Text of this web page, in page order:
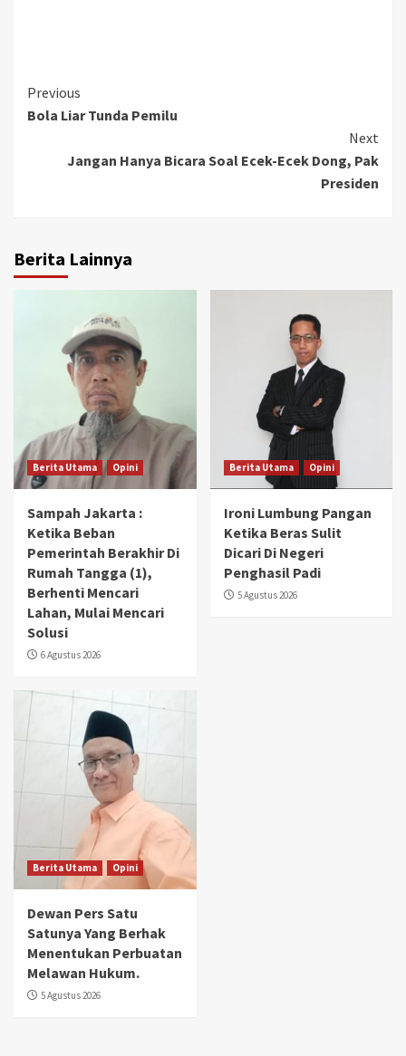
Continue
Reading
Previous
Bola Liar Tunda Pemilu
Next
Jangan Hanya Bicara Soal Ecek-Ecek Dong, Pak
Presiden
Berita Lainnya
Berita Utama Opini
Sampah Jakarta :
Ketika Beban
Pemerintah Berakhir Di
Rumah Tangga (1),
Berhenti Mencari
Lahan, Mulai Mencari
Solusi
6 Agustus 2026
Berita Utama Opini
Ironi Lumbung Pangan
Ketika Beras Sulit
Dicari Di Negeri
Penghasil Padi
5 Agustus 2026
Berita Utama Opini
Dewan Pers Satu
Satunya Yang Berhak
Menentukan Perbuatan
Melawan Hukum.
5 Agustus 2026